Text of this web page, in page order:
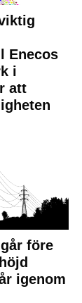
Enecos
i
att
före
igenom